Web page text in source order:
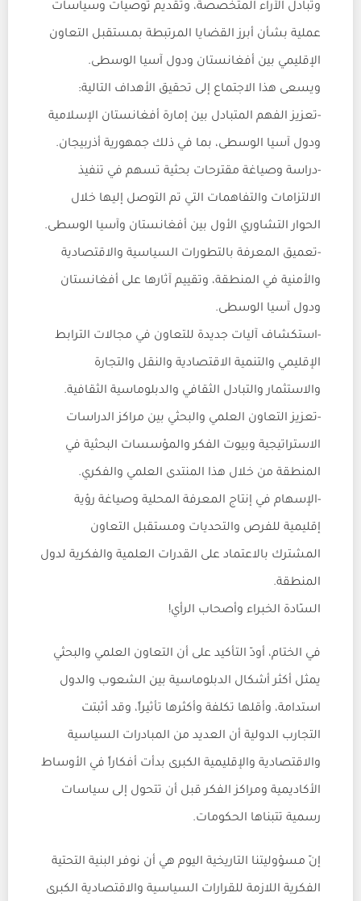
وتبادل الآراء المتخصصة، وتقديم توصيات وسياسات
عملية بشأن أبرز القضايا المرتبطة بمستقبل التعاون
الإقليمي بين أفغانستان ودول آسيا الوسطى.
ويسعى هذا الاجتماع إلى تحقيق الأهداف التالية:
-تعزيز الفهم المتبادل بين إمارة أفغانستان الإسلامية
ودول آسيا الوسطى، بما في ذلك جمهورية أذربيجان.
-دراسة وصياغة مقترحات بحثية تسهم في تنفيذ
الالتزامات والتفاهمات التي تم التوصل إليها خلال
الحوار التشاوري الأول بين أفغانستان وآسيا الوسطى.
-تعميق المعرفة بالتطورات السياسية والاقتصادية
والأمنية في المنطقة، وتقييم آثارها على أفغانستان
ودول آسيا الوسطى.
-استكشاف آليات جديدة للتعاون في مجالات الترابط
الإقليمي والتنمية الاقتصادية والنقل والتجارة
والاستثمار والتبادل الثقافي والدبلوماسية الثقافية.
-تعزيز التعاون العلمي والبحثي بين مراكز الدراسات
الاستراتيجية وبيوت الفكر والمؤسسات البحثية في
المنطقة من خلال هذا المنتدى العلمي والفكري.
-الإسهام في إنتاج المعرفة المحلية وصياغة رؤية
إقليمية للفرص والتحديات ومستقبل التعاون
المشترك بالاعتماد على القدرات العلمية والفكرية لدول
المنطقة.
السّادة الخبراء وأصحاب الرأي!
في الختام، أودّ التأكيد على أن التعاون العلمي والبحثي
يمثل أكثر أشكال الدبلوماسية بين الشعوب والدول
استدامة، وأقلها تكلفة وأكثرها تأثيراً، وقد أثبتت
التجارب الدولية أن العديد من المبادرات السياسية
والاقتصادية والإقليمية الكبرى بدأت أفكاراً في الأوساط
الأكاديمية ومراكز الفكر قبل أن تتحول إلى سياسات
رسمية تتبناها الحكومات.
إنّ مسؤوليتنا التاريخية اليوم هي أن نوفر البنية التحتية
الفكرية اللازمة للقرارات السياسية والاقتصادية الكبرى